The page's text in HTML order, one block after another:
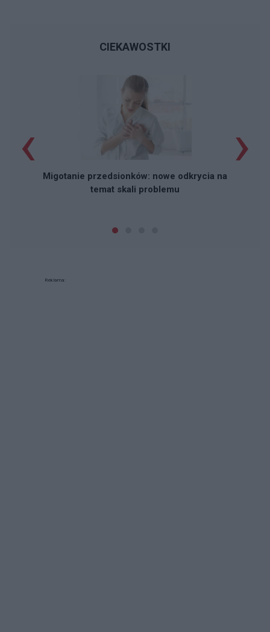
CIEKAWOSTKI
Migotanie przedsionków: nowe odkrycia na
temat skali problemu
‹ ›
Reklama: